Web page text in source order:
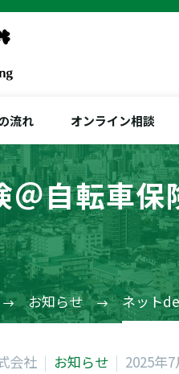
流れ オンライン相談
自転車保
お知らせ ネット
会社 お知らせ 2025年7